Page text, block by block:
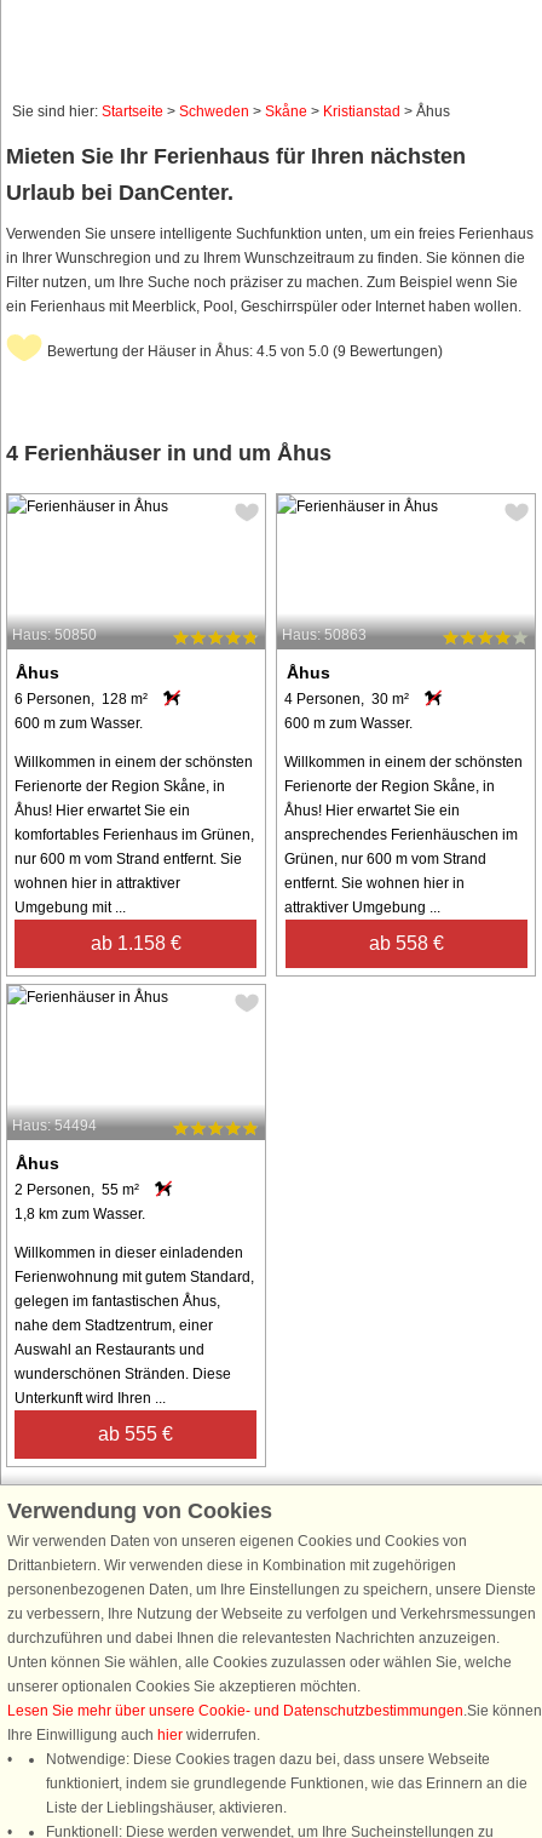
Sie sind hier: Startseite > Schweden > Skåne > Kristianstad > Åhus
Mieten Sie Ihr Ferienhaus für Ihren nächsten
Urlaub bei DanCenter.
Verwenden Sie unsere intelligente Suchfunktion unten, um ein freies Ferienhaus
in Ihrer Wunschregion und zu Ihrem Wunschzeitraum zu finden. Sie können die
Filter nutzen, um Ihre Suche noch präziser zu machen. Zum Beispiel wenn Sie
ein Ferienhaus mit Meerblick, Pool, Geschirrspüler oder Internet haben wollen.
Bewertung der Häuser in Åhus: 4.5 von 5.0 (9 Bewertungen)
4 Ferienhäuser in und um Åhus
Haus: 50850
Åhus
6 Personen, 128 m²
600 m zum Wasser.
Willkommen in einem der schönsten
Ferienorte der Region Skåne, in
Åhus! Hier erwartet Sie ein
komfortables Ferienhaus im Grünen,
nur 600 m vom Strand entfernt. Sie
wohnen hier in attraktiver
Umgebung mit ...
ab 1.158 €
Haus: 50863
Åhus
4 Personen, 30 m²
600 m zum Wasser.
Willkommen in einem der schönsten
Ferienorte der Region Skåne, in
Åhus! Hier erwartet Sie ein
ansprechendes Ferienhäuschen im
Grünen, nur 600 m vom Strand
entfernt. Sie wohnen hier in
attraktiver Umgebung ...
ab 558 €
Haus: 54494
Åhus
2 Personen, 55 m²
1,8 km zum Wasser.
Willkommen in dieser einladenden
Ferienwohnung mit gutem Standard,
gelegen im fantastischen Åhus,
nahe dem Stadtzentrum, einer
Auswahl an Restaurants und
wunderschönen Stränden. Diese
Unterkunft wird Ihren ...
ab 555 €
Schließen Sie sich 100.000 Ferienhaus-Fans an
Erhalten Sie einen Willkommensgutschein von 25 €für Ihren nächsten
Ferienhausurlaub - melden Sie sich einfach für den DanCenter Newsletter
an. Verpassen Sie nie wieder exklusive Angebote, Gewinnspiele und
Urlaubstipps!
Newsletter abonnieren
Verwendung von Cookies
Wir verwenden Daten von unseren eigenen Cookies und Cookies von
Drittanbietern. Wir verwenden diese in Kombination mit zugehörigen
personenbezogenen Daten, um Ihre Einstellungen zu speichern, unsere Dienste
zu verbessern, Ihre Nutzung der Webseite zu verfolgen und Verkehrsmessungen
durchzuführen und dabei Ihnen die relevantesten Nachrichten anzuzeigen.
Unten können Sie wählen, alle Cookies zuzulassen oder wählen Sie, welche
unserer optionalen Cookies Sie akzeptieren möchten.
Lesen Sie mehr über unsere Cookie- und Datenschutzbestimmungen.Sie können
Ihre Einwilligung auch hier widerrufen.
Notwendige: Diese Cookies tragen dazu bei, dass unsere Webseite
funktioniert, indem sie grundlegende Funktionen, wie das Erinnern an die
Liste der Lieblingshäuser, aktivieren.
Funktionell: Diese werden verwendet, um Ihre Sucheinstellungen zu